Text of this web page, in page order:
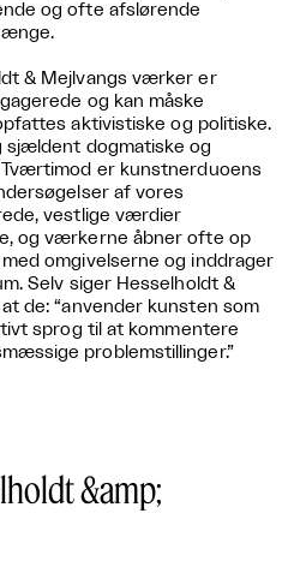
og ofte afslørende
& Mejlvangs værker er
og kan måske
aktivistiske og politiske.
sjældent dogmatiske og
er kunstnerduoens
af vores
vestlige værdier
og værkerne åbner ofte op
omgivelserne og inddrager
Selv siger Hesselholdt &
at de: “anvender kunsten som
sprog til at kommentere
problemstillinger.”
&amp;